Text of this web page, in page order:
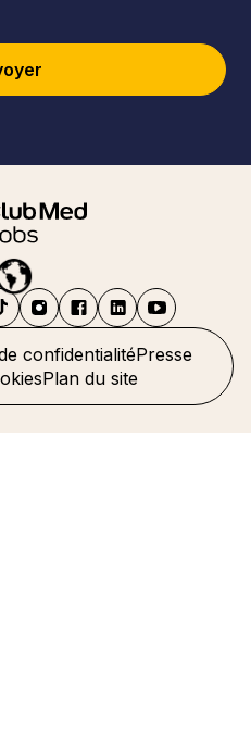
confidentialitéPresse
Plan du site